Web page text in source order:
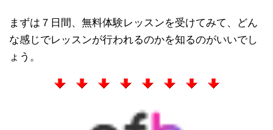
まずは７日間、無料体験レッスンを受けてみて、どん
な感じでレッスンが行われるのかを知るのがいいでし
ょう。